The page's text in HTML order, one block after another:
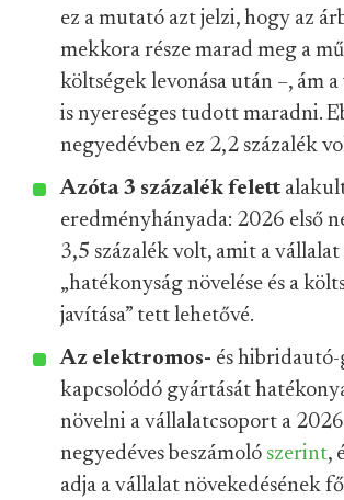
ez a mutató azt jelzi, hogy az
mekkora része marad meg a
költségek levonása után –, ám
is nyereséges tudott maradni.
negyedévben ez 2,2 százalék
Azóta 3 százalék felett
eredményhányada: 2026 első
3,5 százalék volt, amit a
„hatékonyság növelése és a
javítása” tett lehetővé.
Az elektromos- és
kapcsolódó gyártását
növelni a vállalatcsoport a
negyedéves beszámoló szerint,
adja a vállalat növekedésének